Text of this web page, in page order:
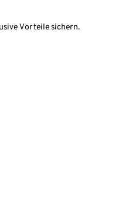
Vorteile sichern.